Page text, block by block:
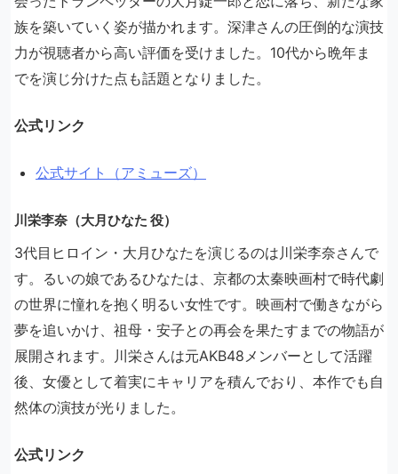
族を築いていく姿が描かれます。深津さんの圧倒的な演技
力が視聴者から高い評価を受けました。10代から晩年ま
でを演じ分けた点も話題となりました。
公式リンク
公式サイト（アミューズ）
川栄李奈（大月ひなた 役）
3代目ヒロイン・大月ひなたを演じるのは川栄李奈さんで
す。るいの娘であるひなたは、京都の太秦映画村で時代劇
の世界に憧れを抱く明るい女性です。映画村で働きながら
夢を追いかけ、祖母・安子との再会を果たすまでの物語が
展開されます。川栄さんは元AKB48メンバーとして活躍
後、女優として着実にキャリアを積んでおり、本作でも自
然体の演技が光りました。
公式リンク